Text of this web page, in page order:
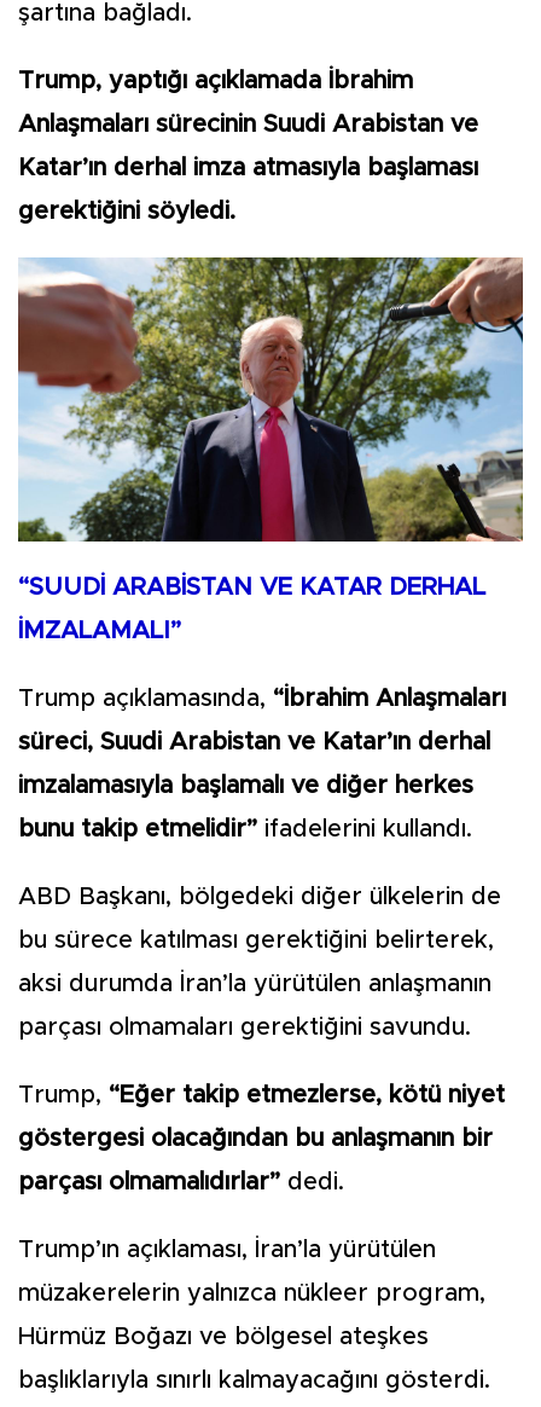
şartına bağladı.
Trump, yaptığı açıklamada İbrahim
Anlaşmaları sürecinin Suudi Arabistan ve
Katar’ın derhal imza atmasıyla başlaması
gerektiğini söyledi.
“SUUDİ ARABİSTAN VE KATAR DERHAL
İMZALAMALI”
Trump açıklamasında, “İbrahim Anlaşmaları
süreci, Suudi Arabistan ve Katar’ın derhal
imzalamasıyla başlamalı ve diğer herkes
bunu takip etmelidir” ifadelerini kullandı.
ABD Başkanı, bölgedeki diğer ülkelerin de
bu sürece katılması gerektiğini belirterek,
aksi durumda İran’la yürütülen anlaşmanın
parçası olmamaları gerektiğini savundu.
Trump, “Eğer takip etmezlerse, kötü niyet
göstergesi olacağından bu anlaşmanın bir
parçası olmamalıdırlar” dedi.
Trump’ın açıklaması, İran’la yürütülen
müzakerelerin yalnızca nükleer program,
Hürmüz Boğazı ve bölgesel ateşkes
başlıklarıyla sınırlı kalmayacağını gösterdi.